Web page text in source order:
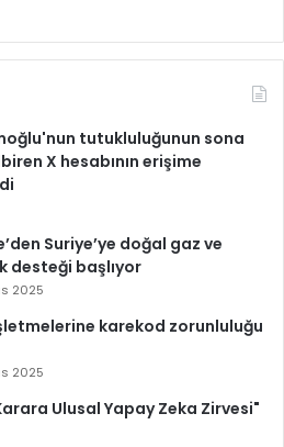
tutukluluğunun sona
X hesabının erişime
Suriye’ye doğal gaz ve
desteği başlıyor
2025
karekod zorunluluğu
2025
Ulusal Yapay Zeka Zirvesi"